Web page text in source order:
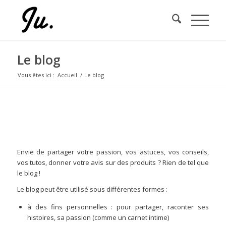
Le blog
Vous êtes ici : Accueil / Le blog
Envie de partager votre passion, vos astuces, vos conseils,
vos tutos, donner votre avis sur des produits ? Rien de tel que
le blog !
Le blog peut être utilisé sous différentes formes :
à des fins personnelles : pour partager, raconter ses
histoires, sa passion (comme un carnet intime)